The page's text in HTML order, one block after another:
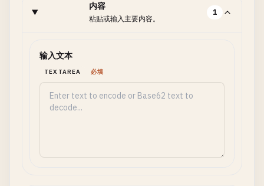
内容
粘贴或输入主要内容。
1
输入文本
TEXTAREA 必填